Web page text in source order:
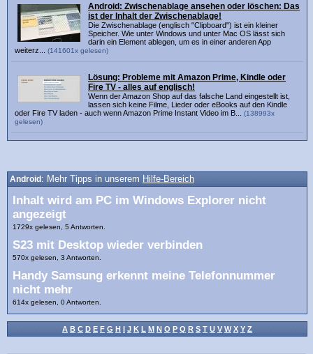
Android: Zwischenablage ansehen oder löschen: Das
ist der Inhalt der Zwischenablage!
Die Zwischenablage (englisch "Clipboard") ist ein kleiner
Speicher. Wie unter Windows und unter Mac OS lässt sich
darin ein Element ablegen, um es in einer anderen App
weiterz... (141601x gelesen)
Lösung: Probleme mit Amazon Prime, Kindle oder
Fire TV - alles auf englisch!
Wenn der Amazon Shop auf das falsche Land eingestellt ist,
lassen sich keine Filme, Lieder oder eBooks auf den Kindle
oder Fire TV laden - auch wenn Amazon Prime Instant Video im B... (138993x
gelesen)
Android: Mehr Tipps in unserem Hilfe-Bereich
Inhalt wird am PC im Windows Explorer nicht
angezeigt
1729x gelesen, 5 Antworten.
S23 mit Desktop wieder verbinden
570x gelesen, 3 Antworten.
Handy Samsung erkennt meine Telefonnummer
nicht mehr
614x gelesen, 0 Antworten.
A B C D E F G H I J K L M N O P Q R S T U V W X Y Z